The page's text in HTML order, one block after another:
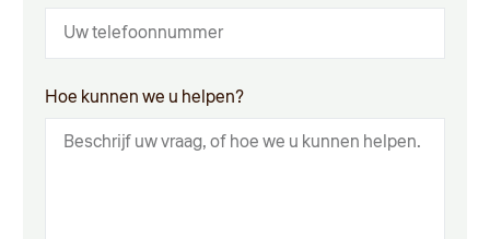
Hoe kunnen we u helpen?